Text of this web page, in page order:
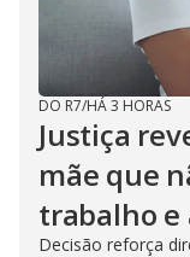
DO R7/HÁ 3 HORAS
Justiça
mãe que
trabalho e
Decisão reforça